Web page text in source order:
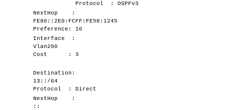
Protocol : OSPFv3
NextHop :
FE80::2E0:FCFF:FE58:1245
Preference: 10
Interface :
Vlan200
Cost : 3
Destination:
13::/64
Protocol : Direct
NextHop :
::